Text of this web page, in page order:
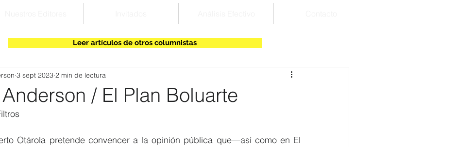
Leer artículos de otros columnistas
/ El Plan Boluarte
3 sept 2023 2 min de lectura
Otárola pretende convencer a la opinión pública que—así como en El